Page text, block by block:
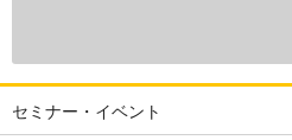
セミナー・イベント